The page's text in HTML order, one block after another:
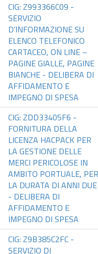
CIG: Z993366C09 -
SERVIZIO
D’INFORMAZIONE SU
ELENCO TELEFONICO
CARTACEO, ON LINE –
PAGINE GIALLE, PAGINE
BIANCHE - DELIBERA DI
AFFIDAMENTO E
IMPEGNO DI SPESA
CIG: ZDD33405F6 -
FORNITURA DELLA
LICENZA HACPACK PER
LA GESTIONE DELLE
MERCI PERICOLOSE IN
AMBITO PORTUALE, PER
LA DURATA DI ANNI DUE
- DELIBERA DI
AFFIDAMENTO E
IMPEGNO DI SPESA
CIG: Z9B385C2FC -
SERVIZIO DI